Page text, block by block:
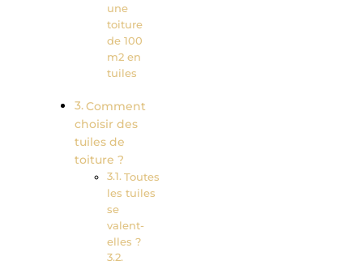
une
toiture
de 100
m2 en
tuiles
Comment
choisir des
tuiles de
toiture ?
Toutes
les tuiles
se
valent-
elles ?